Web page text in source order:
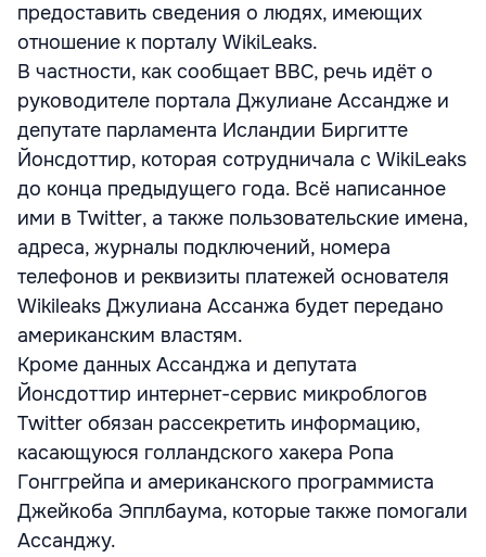
предоставить сведения о людях, имеющих
отношение к порталу WikiLeaks.
В частности, как сообщает BBC, речь идёт о
руководителе портала Джулиане Ассандже и
депутате парламента Исландии Биргитте
Йонсдоттир, которая сотрудничала с WikiLeaks
до конца предыдущего года. Всё написанное
ими в Twitter, а также пользовательские имена,
адреса, журналы подключений, номера
телефонов и реквизиты платежей основателя
Wikileaks Джулиана Ассанжа будет передано
американским властям.
Кроме данных Ассанджа и депутата
Йонсдоттир интернет-сервис микроблогов
Twitter обязан рассекретить информацию,
касающуюся голландского хакера Ропа
Гонггрейпа и американского программиста
Джейкоба Эпплбаума, которые также помогали
Ассанджу.